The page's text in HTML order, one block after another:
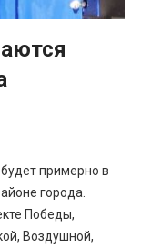
примерно в
города.
Победы,
Воздушной,